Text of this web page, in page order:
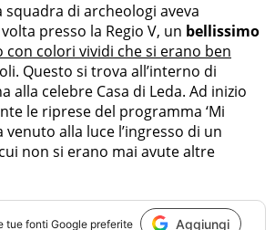
squadra di archeologi aveva
presso la Regio V, un bellissimo
con colori vividi che si erano ben
Questo si trova all’interno di
alla celebre Casa di Leda. Ad inizio
le riprese del programma ‘Mi
venuto alla luce l’ingresso di un
non si erano mai avute altre
tue fonti Google preferite Aggiungi